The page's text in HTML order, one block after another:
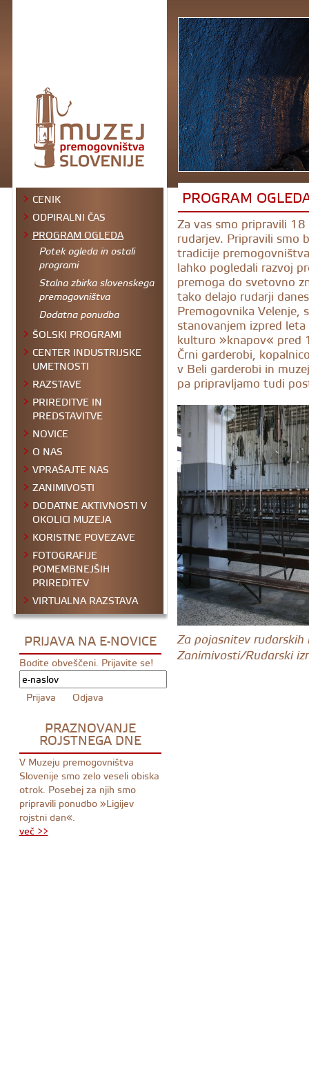
CENIK
ODPIRALNI ČAS
PROGRAM OGLEDA
Potek ogleda in ostali
programi
Stalna zbirka slovenskega
premogovništva
Dodatna ponudba
ŠOLSKI PROGRAMI
CENTER INDUSTRIJSKE
UMETNOSTI
RAZSTAVE
PRIREDITVE IN
PREDSTAVITVE
NOVICE
O NAS
VPRAŠAJTE NAS
ZANIMIVOSTI
DODATNE AKTIVNOSTI V
OKOLICI MUZEJA
KORISTNE POVEZAVE
FOTOGRAFIJE
POMEMBNEJŠIH
PRIREDITEV
VIRTUALNA RAZSTAVA
PRIJAVA NA E-NOVICE
Bodite obveščeni. Prijavite se!
PRAZNOVANJE
ROJSTNEGA DNE
V Muzeju premogovništva
Slovenije smo zelo veseli obiska
otrok. Posebej za njih smo
pripravili ponudbo »Ligijev
rojstni dan«.
več >>
PROGRAM
Za vas smo pripravili
rudarjev. Pripravili smo
tradicije
lahko pogledali razvoj
premoga do svetovno
tako delajo rudarji
Premogovnika Velenje,
stanovanjem izpred
kulturo »knapov« pred
Črni garderobi,
v Beli garderobi in
pa pripravljamo tudi
Za pojasnitev
Zanimivosti/Rudarski